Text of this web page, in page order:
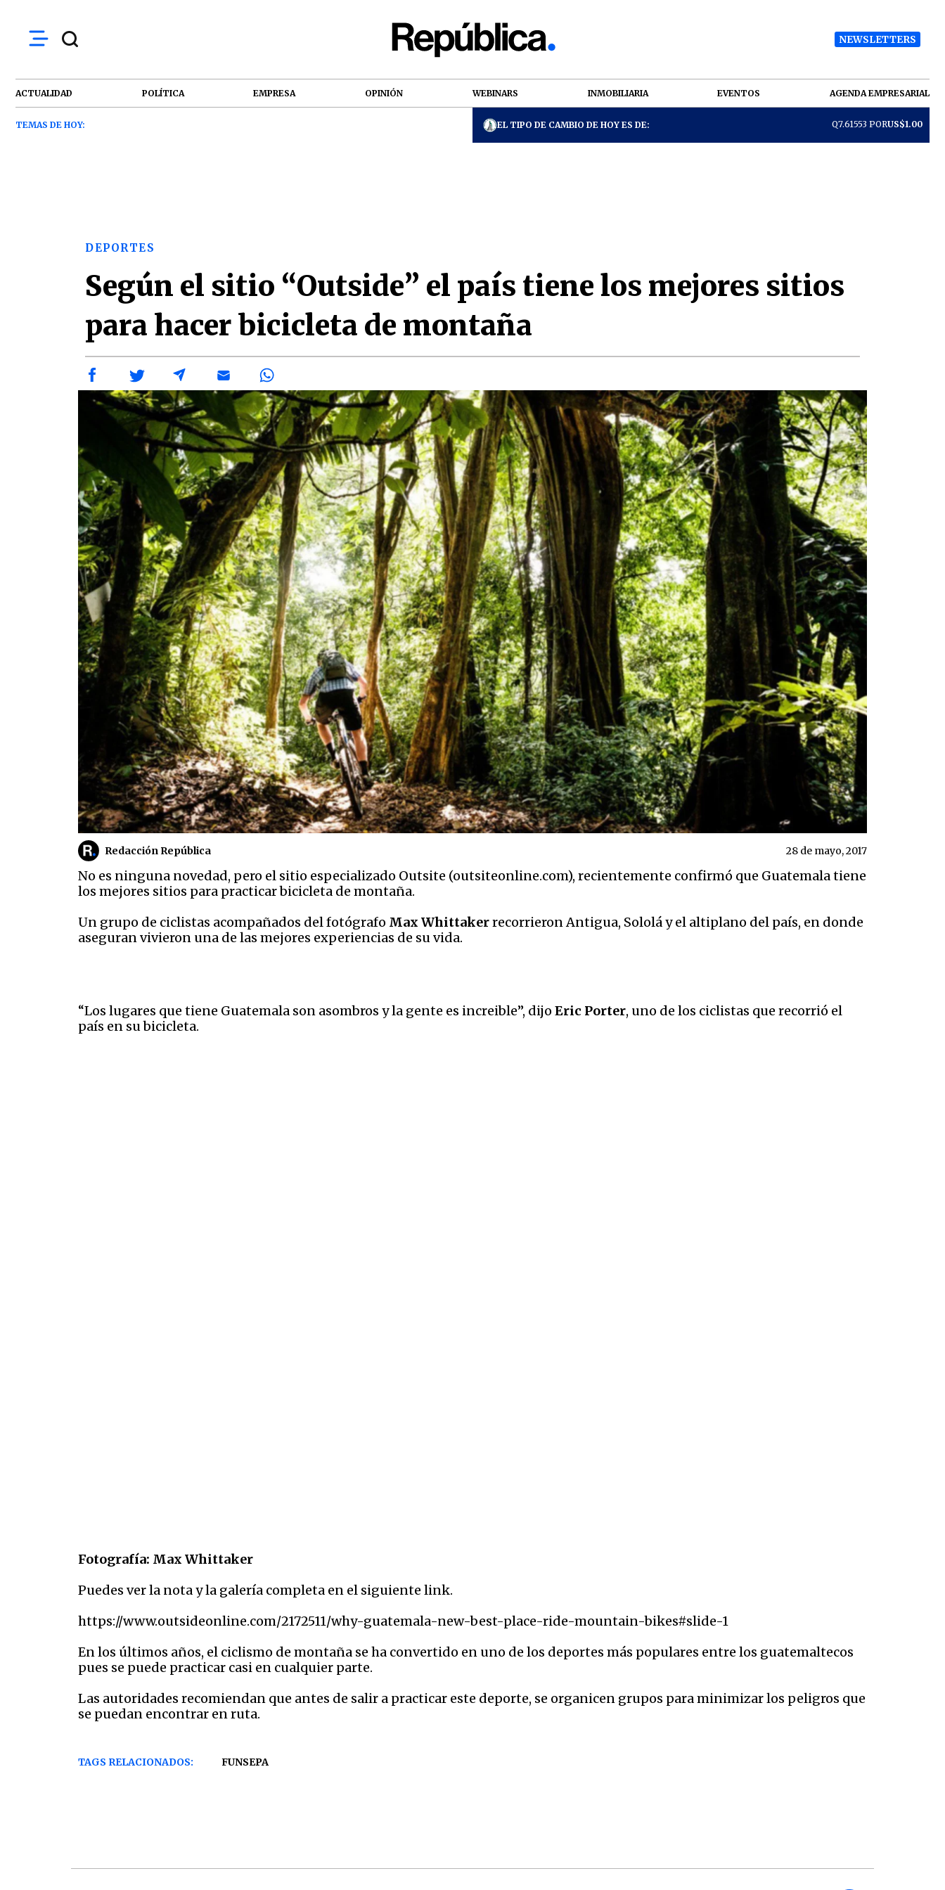
NEWSLETTERS
ACTUALIDAD POLÍTICA EMPRESA OPINIÓN WEBINARS INMOBILIARIA EVENTOS AGENDA EMPRESARIAL
TEMAS DE HOY: EL TIPO DE CAMBIO DE HOY ES DE: Q7.61553 PORUS$1.00
DEPORTES
Según el sitio “Outside” el país tiene los mejores sitios
para hacer bicicleta de montaña
Redacción República 28 de mayo, 2017
No es ninguna novedad, pero el sitio especializado Outsite (outsiteonline.com), recientemente confirmó que Guatemala tiene
los mejores sitios para practicar bicicleta de montaña.
Un grupo de ciclistas acompañados del fotógrafo Max Whittakerrecorrieron Antigua, Sololá y el altiplano del país, en donde
aseguran vivieron una de las mejores experiencias de su vida.
“Los lugares que tiene Guatemala son asombros y la gente es increible”, dijo Eric Porter, uno de los ciclistas que recorrió el
país en su bicicleta.
Fotografía: Max Whittaker
Puedes ver la nota y la galería completa en el siguiente link.
https://www.outsideonline.com/2172511/why-guatemala-new-best-place-ride-mountain-bikes#slide-1
En los últimos años, el ciclismo de montaña se ha convertido en uno de los deportes más populares entre los guatemaltecos
pues se puede practicar casi en cualquier parte.
Las autoridades recomiendan que antes de salir a practicar este deporte, se organicen grupos para minimizar los peligros que
se puedan encontrar en ruta.
TAGS RELACIONADOS: FUNSEPA